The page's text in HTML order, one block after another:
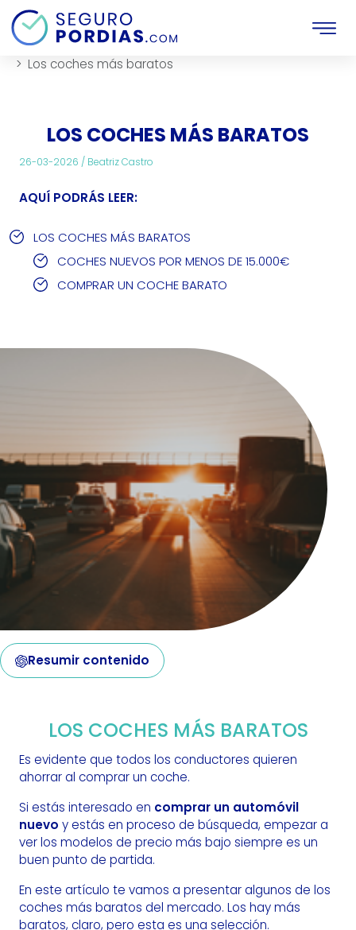
Inicio Compra-venta-de-vehiculos
Los coches más baratos
Resumir contenido
LOS COCHES MÁS BARATOS
26-03-2026 / Beatriz Castro
AQUÍ PODRÁS LEER:
LOS COCHES MÁS BARATOS
COCHES NUEVOS POR MENOS DE 15.000€
COMPRAR UN COCHE BARATO
LOS COCHES MÁS BARATOS
Es evidente que todos los conductores quieren
ahorrar al comprar un coche.
Si estás interesado en comprar un automóvil
nuevo y estás en proceso de búsqueda, empezar a
ver los modelos de precio más bajo siempre es un
buen punto de partida.
En este artículo te vamos a presentar algunos de los
coches más baratos del mercado. Los hay más
baratos, claro, pero esta es una selección.